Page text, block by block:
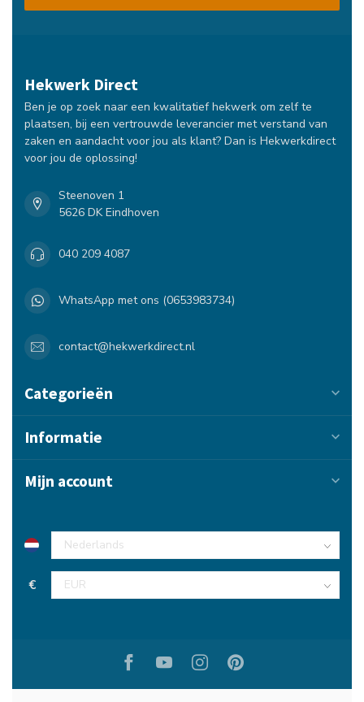
Hekwerk Direct
Ben je op zoek naar een kwalitatief hekwerk om zelf te
plaatsen, bij een vertrouwde leverancier met verstand van
zaken en aandacht voor jou als klant? Dan is Hekwerkdirect
voor jou de oplossing!
Steenoven 1
5626 DK Eindhoven
040 209 4087
WhatsApp met ons (0653983734)
contact@hekwerkdirect.nl
Categorieën
Informatie
Mijn account
€